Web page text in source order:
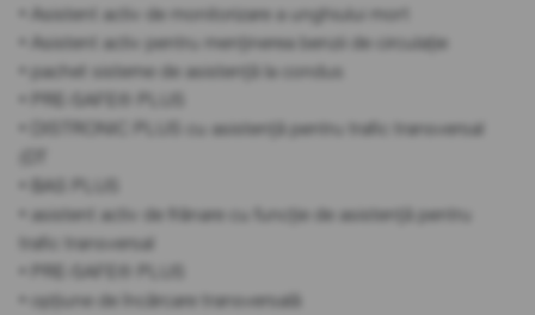
• Asistent activ de monitorizare a unghiului mort
• Asistent activ pentru menținerea benzii de circulație
• pachet sisteme de asistență la condus
• PRE-SAFE® PLUS
• DISTRONIC PLUS cu asistență pentru trafic transversal
• BAS PLUS
• asistent activ de frânare cu funcție de asistență pentru
trafic transversal
• PRE-SAFE® PLUS
• opțiune de încărcare transversală